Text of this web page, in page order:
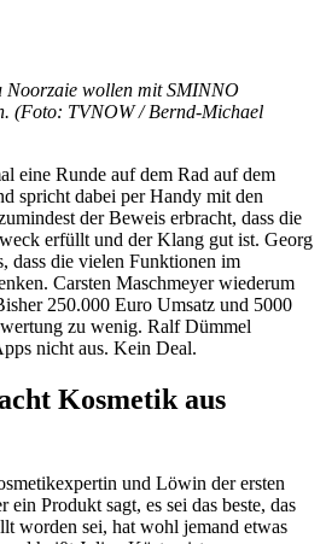
Noorzaie wollen mit SMINNO
(Foto: TVNOW / Bernd-Michael
eine Runde auf dem Rad auf dem
spricht dabei per Handy mit den
der Beweis erbracht, dass die
erfüllt und der Klang gut ist. Georg
dass die vielen Funktionen im
Carsten Maschmeyer wiederum
250.000 Euro Umsatz und 5000
zu wenig. Ralf Dümmel
nicht aus. Kein Deal.
Kosmetik aus
und Löwin der ersten
Produkt sagt, es sei das beste, das
worden sei, hat wohl jemand etwas